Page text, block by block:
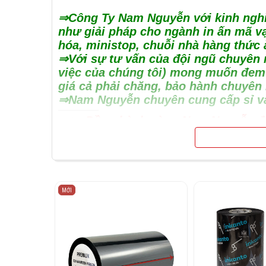
⇒Công Ty Nam Nguyễn với kinh
như giải pháp cho ngành in ấn mã
hóa, ministop, chuỗi nhà hàng thức
⇒Với sự tư vấn của đội ngũ chuyên
việc của chúng tôi) mong muốn
giá cả phải chăng, bảo hành chuyên
⇒Nam Nguyễn chuyên cung cấp sỉ
►Cùng tìm hiểu khái niệm mực in
mực in mã vạch còn có tên gọi là
Lớp vật liệu nền: Là một loại
Lớp mực: được phủ lên một mặt của
mặt ngoài hay Ribbon mặt trong (
Lớp phủ bảo vệ: Lớp phủ bảo vệ
MỚI